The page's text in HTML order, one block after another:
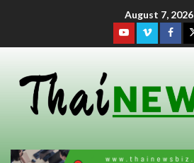
August 7, 2026